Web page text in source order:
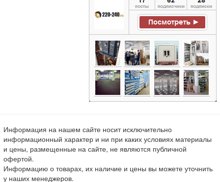
Информация на нашем сайте носит исключительно
информационный характер и ни при каких условиях материалы
и цены, размещенные на сайте, не являются публичной
офертой.
Информацию о товарах, их наличие и цены вы можете уточнить
у наших менеджеров.